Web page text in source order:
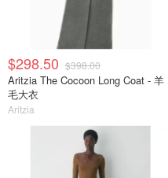
$298.50 $398.00
Aritzia The Cocoon Long Coat - 羊
毛大衣
Aritzia